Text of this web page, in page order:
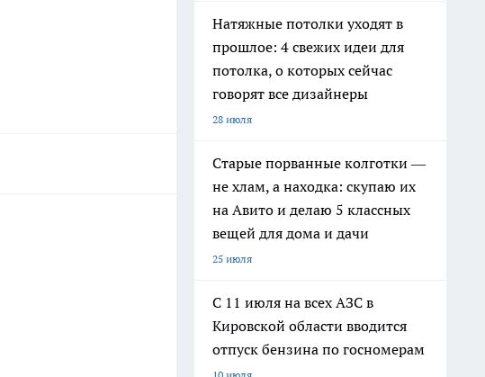
Натяжные потолки уходят в
прошлое: 4 свежих идеи для
потолка, о которых сейчас
говорят все дизайнеры
28 июля
Старые порванные колготки —
не хлам, а находка: скупаю их
на Авито и делаю 5 классных
вещей для дома и дачи
25 июля
С 11 июля на всех АЗС в
Кировской области вводится
отпуск бензина по госномерам